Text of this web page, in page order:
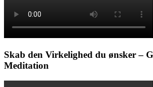
Skab den Virkelighed du ønsker –
Meditation